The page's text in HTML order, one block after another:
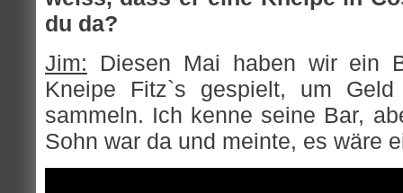
du da?
Jim: Diesen Mai haben wir ein
Kneipe Fitz`s gespielt, um
sammeln. Ich kenne seine Bar,
Sohn war da und meinte, es wäre